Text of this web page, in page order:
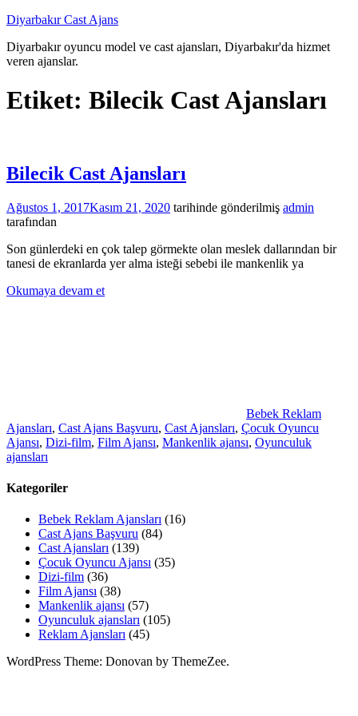
İçeriğe
Diyarbakır Cast Ajans
Diyarbakır oyuncu model ve cast ajansları, Diyarbakır'da hizmet
veren ajanslar.
Etiket: Bilecik Cast Ajansları
Bilecik Cast Ajansları
Ağustos 1, 2017Kasım 21, 2020 tarihinde gönderilmiş admin
tarafından
Son günlerdeki en çok talep görmekte olan meslek dallarından bir
tanesi de ekranlarda yer alma isteği sebebi ile mankenlik ya
Okumaya devam et
Bebek Reklam
Ajansları, Cast Ajans Başvuru, Cast Ajansları, Çocuk Oyuncu
Ajansı, Dizi-film, Film Ajansı, Mankenlik ajansı, Oyunculuk
ajansları
Kategoriler
Bebek Reklam Ajansları (16)
Cast Ajans Başvuru (84)
Cast Ajansları (139)
Çocuk Oyuncu Ajansı (35)
Dizi-film (36)
Film Ajansı (38)
Mankenlik ajansı (57)
Oyunculuk ajansları (105)
Reklam Ajansları (45)
WordPress Theme: Donovan by ThemeZee.